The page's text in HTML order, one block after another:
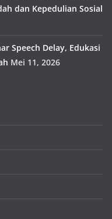
dan Kepedulian Sosial
Speech Delay, Edukasi
Mei 11, 2026